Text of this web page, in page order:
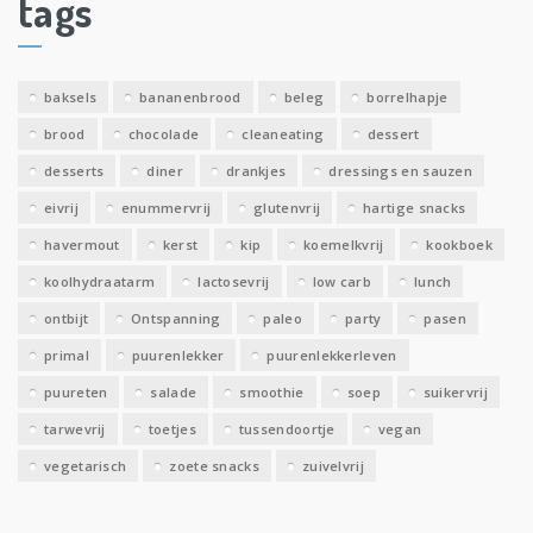
e
v
tags
baksels bananenbrood beleg borrelhapje
brood chocolade cleaneating dessert
desserts diner drankjes dressings en sauzen
eivrij enummervrij glutenvrij hartige snacks
havermout kerst kip koemelkvrij kookboek
koolhydraatarm lactosevrij low carb lunch
ontbijt Ontspanning paleo party pasen
primal puurenlekker puurenlekkerleven
puureten salade smoothie soep suikervrij
tarwevrij toetjes tussendoortje vegan
vegetarisch zoete snacks zuivelvrij